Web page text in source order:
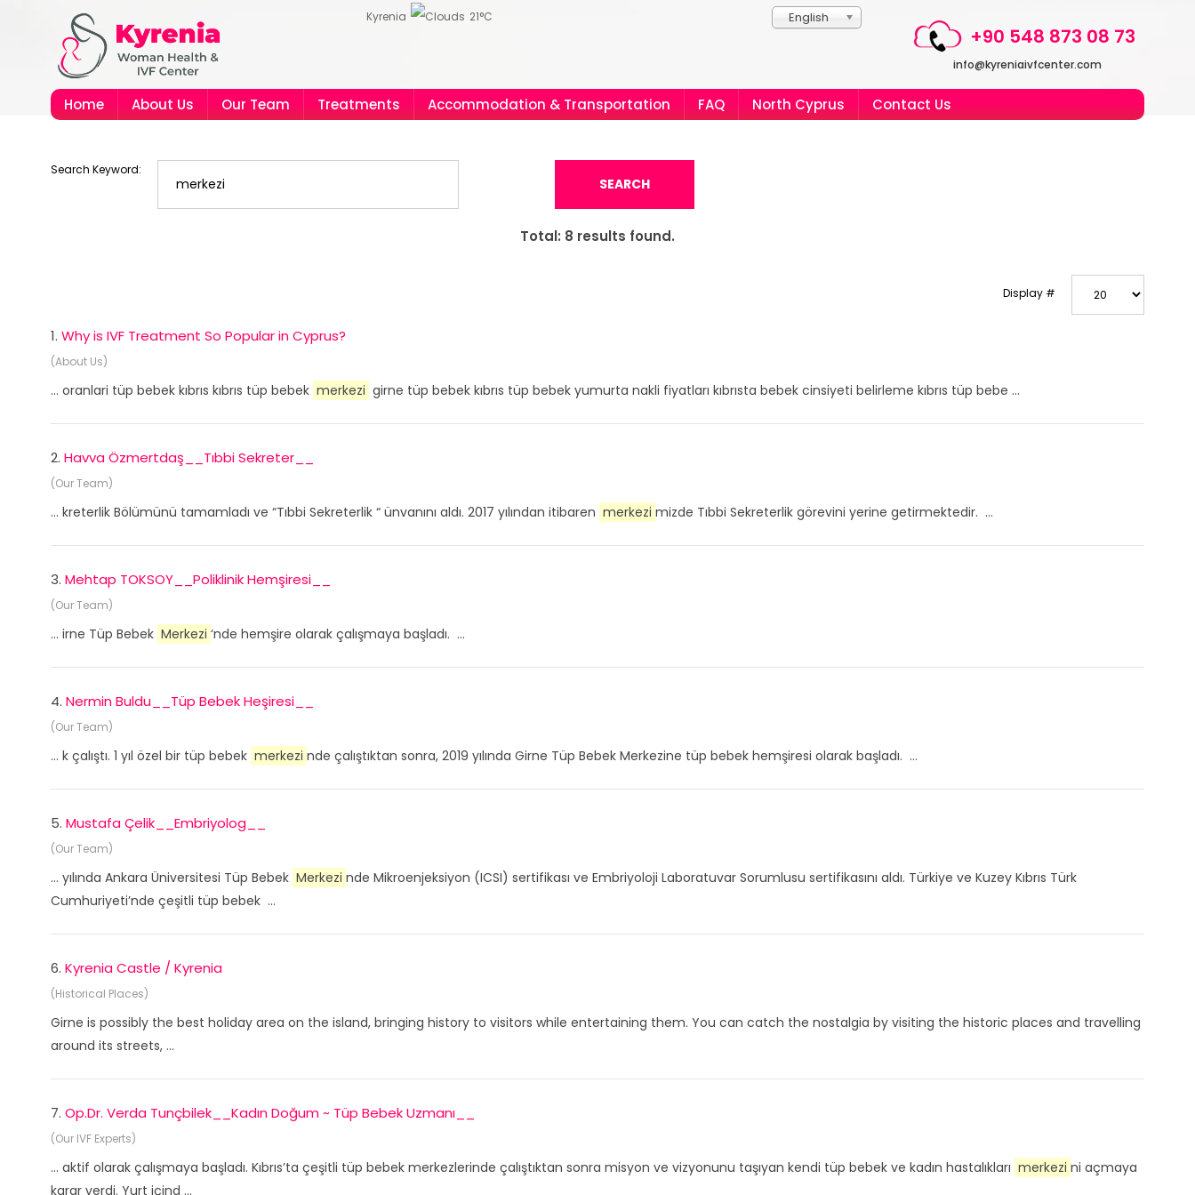
English
Kyrenia 21°C
+90 548 873 08 73
info@kyreniaivfcenter.com
Home About Us Our Team Treatments Accommodation & Transportation FAQ North Cyprus Contact Us
Search Keyword:
SEARCH
Total: 8 results found.
Display #
1. Why is IVF Treatment So Popular in Cyprus?
(About Us)
... oranlari tüp bebek kıbrıs kıbrıs tüp bebek merkezi girne tüp bebek kıbrıs tüp bebek yumurta nakli fiyatları kıbrısta bebek cinsiyeti belirleme kıbrıs tüp bebe ...
2. Havva Özmertdaş__Tıbbi Sekreter__
(Our Team)
... kreterlik Bölümünü tamamladı ve “Tıbbi Sekreterlik “ ünvanını aldı. 2017 yılından itibaren merkezi mizde Tıbbi Sekreterlik görevini yerine getirmektedir. ...
3. Mehtap TOKSOY__Poliklinik Hemşiresi__
(Our Team)
... irne Tüp Bebek Merkezi ‘nde hemşire olarak çalışmaya başladı. ...
4. Nermin Buldu__Tüp Bebek Heşiresi__
(Our Team)
... k çalıştı. 1 yıl özel bir tüp bebek merkezi nde çalıştıktan sonra, 2019 yılında Girne Tüp Bebek Merkezine tüp bebek hemşiresi olarak başladı. ...
5. Mustafa Çelik__Embriyolog__
(Our Team)
... yılında Ankara Üniversitesi Tüp Bebek Merkezi nde Mikroenjeksiyon (ICSI) sertifikası ve Embriyoloji Laboratuvar Sorumlusu sertifikasını aldı. Türkiye ve Kuzey Kıbrıs Türk
Cumhuriyeti’nde çeşitli tüp bebek ...
6. Kyrenia Castle / Kyrenia
(Historical Places)
Girne is possibly the best holiday area on the island, bringing history to visitors while entertaining them. You can catch the nostalgia by visiting the historic places and travelling
around its streets, ...
7. Op.Dr. Verda Tunçbilek__Kadın Doğum ~ Tüp Bebek Uzmanı__
(Our IVF Experts)
... aktif olarak çalışmaya başladı. Kıbrıs’ta çeşitli tüp bebek merkezlerinde çalıştıktan sonra misyon ve vizyonunu taşıyan kendi tüp bebek ve kadın hastalıkları merkezi ni açmaya
karar verdi. Yurt içind ...